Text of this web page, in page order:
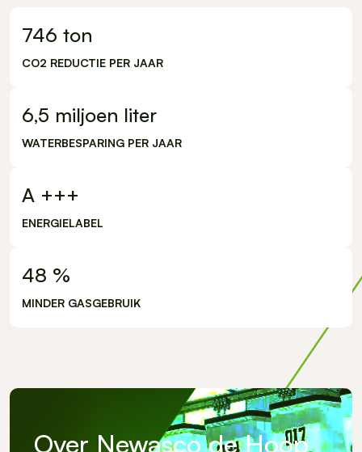
746 ton
CO2 REDUCTIE PER JAAR
6,5 miljoen liter
WATERBESPARING PER JAAR
A +++
ENERGIELABEL
48 %
MINDER GASGEBRUIK
Over Newasco de Hoop